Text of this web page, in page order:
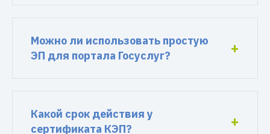
Можно ли использовать простую
ЭП для портала Госуслуг?
Какой срок действия у
сертификата КЭП?